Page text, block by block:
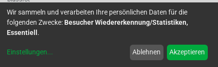
Sepalen
blassrot schmal
Korolle/Petalen
karmesinrot
einfach, mittelgross
Wir sammeln und verarbeiten Ihre persönlichen Daten für die
folgenden Zwecke: Besucher Wiedererkennung/Statistiken,
Essentiell .
Einstellungen... Ablehnen Akzeptieren